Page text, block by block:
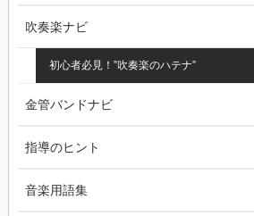
吹奏楽ナビ
初心者必見！”吹奏楽のハテナ”
金管バンドナビ
指導のヒント
音楽用語集